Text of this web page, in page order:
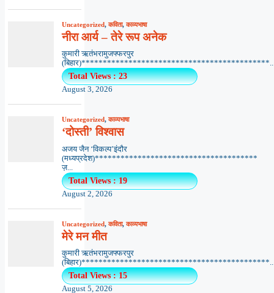
Uncategorized,कविता,काव्यभाषा
नीरा आर्य – तेरे रूप अनेक
कुमारी ऋतंभरामुजफ्फरपुर
Total Views : 23
August 3, 2026
Uncategorized,काव्यभाषा
‘दोस्ती’ विश्वास
अजय जैन ‘विकल्प’इंदौर
(मध्यप्रदेश)**************************************
ज़...
Total Views : 19
August 2, 2026
Uncategorized,कविता,काव्यभाषा
मेरे मन मीत
कुमारी ऋतंभरामुजफ्फरपुर
Total Views : 15
August 5, 2026